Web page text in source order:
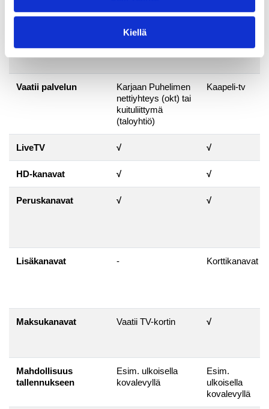
Kiellä
Hinta 5,50 €/kk 2,94 €/kk
Vaatii palvelun
Karjaan Puhelimen
nettiyhteys (okt) tai
kuituliittymä
(taloyhtiö)
Kaapeli-tv
LiveTV √ √
HD-kanavat √ √
Peruskanavat √ √
Lisäkanavat - Korttikanavat
Maksukanavat Vaatii TV-kortin √
Mahdollisuus
tallennukseen
Esim. ulkoisella
kovalevyllä
Esim.
ulkoisella
kovalevyllä